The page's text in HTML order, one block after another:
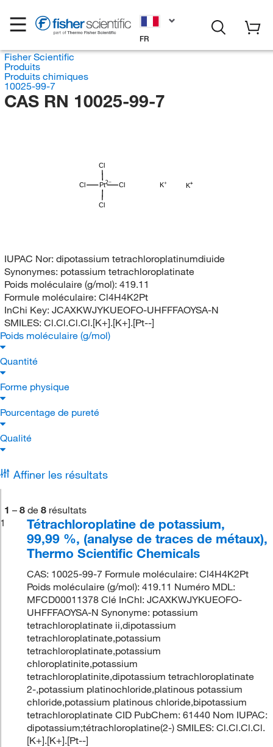
FR
Fisher Scientific
Produits
Produits chimiques
10025-99-7
CAS RN 10025-99-7
Cl
Pt
Cl
K K
Cl Cl
IUPAC Nor: dipotassium tetrachloroplatinumdiuide
Synonymes: potassium tetrachloroplatinate
Poids moléculaire (g/mol): 419.11
Formule moléculaire: Cl4H4K2Pt
InChi Key: JCAXKWJYKUEOFO-UHFFFAOYSA-N
SMILES: Cl.Cl.Cl.Cl.[K+].[K+].[Pt--]
Poids moléculaire (g/mol)
Quantité
Forme physique
Pourcentage de pureté
Qualité
Affiner les résultats
1 – 8 de 8 résultats
1
Tétrachloroplatine de potassium,
99,99 %, (analyse de traces de métaux),
Thermo Scientific Chemicals
CAS: 10025-99-7 Formule moléculaire: Cl4H4K2Pt
Poids moléculaire (g/mol): 419.11 Numéro MDL:
MFCD00011378 Clé InChI: JCAXKWJYKUEOFO-
UHFFFAOYSA-N Synonyme: potassium
tetrachloroplatinate ii,dipotassium
tetrachloroplatinate,potassium
tetrachloroplatinate,potassium
chloroplatinite,potassium
tetrachloroplatinite,dipotassium tetrachloroplatinate
2-,potassium platinochloride,platinous potassium
chloride,potassium platinous chloride,bipotassium
tetrachloroplatinate CID PubChem: 61440 Nom IUPAC:
dipotassium;tétrachloroplatine(2-) SMILES: Cl.Cl.Cl.Cl.
[K+].[K+].[Pt--]